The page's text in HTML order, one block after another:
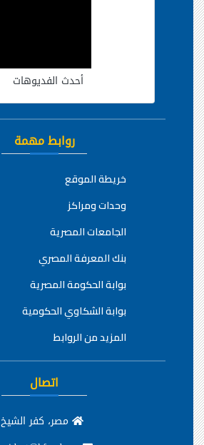
أحدث الفديوهات
روابط مهمة
خريطة الموقع
وحدات ومراكز
الجامعات المصرية
بنك المعرفة المصري
بوابة الحكومة المصرية
بوابة الشكاوي الحكومية
المزيد من الروابط
اتصال
مصر، كفر الشيخ